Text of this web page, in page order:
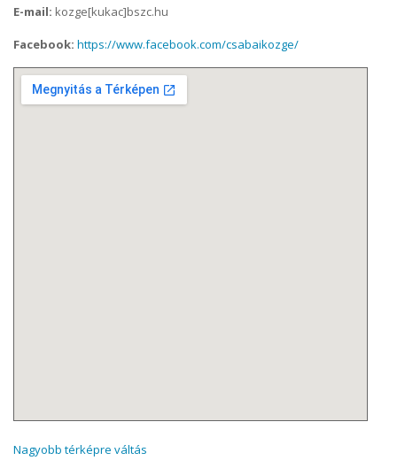
E-mail: kozge[kukac]bszc.hu
Facebook: https://www.facebook.com/csabaikozge/
Nagyobb térképre váltás